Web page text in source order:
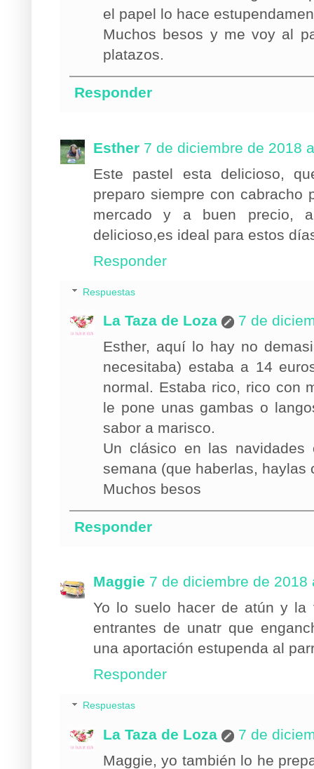
el papel lo hace
Muchos besos y me voy al
platazos.
Responder
Esther 7 de diciembre de 2018
Este pastel esta delicioso,
preparo siempre con cabracho
mercado y a buen precio,
delicioso,es ideal para estos
Responder
Respuestas
La Taza de Loza
7 de
Esther, aquí lo hay no
necesitaba) estaba a 14
normal. Estaba rico, rico con
le pone unas gambas o
sabor a marisco.
Un clásico en las
semana (que haberlas, haylas
Muchos besos
Responder
Maggie 7 de diciembre de 2018
Yo lo suelo hacer de atún y
entrantes de unatr que
una aportación estupenda al
Responder
Respuestas
La Taza de Loza
7 de
Maggie, yo también lo he